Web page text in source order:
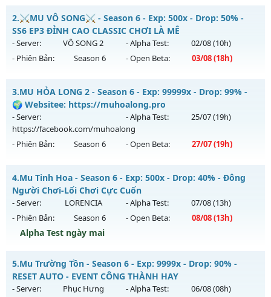
S2FPT - GIẢI TRÍ-DỄ CHƠI
Mu mới ra tháng 08 2026 - Mở máy chủTarKan
ngày 07/08/2626
Exp: 500x - Drop: 20%
Thể loại: Mu Nguyên bản Webzen
Antihack: PRO
2.⚔️MU VÔ SONG⚔️ - Season 6 - Exp: 500x - Drop: 50% -
SS6 EP3 ĐỈNH CAO CLASSIC CHƠI LÀ MÊ
- Server: VÔ SONG 2 - Alpha Test: 02/08(10h)
- Phiên Bản:
Season 6 - Open Beta: 03/08(18h)
⚔️MU VÔ SONG⚔️ - SS6 EP3 ĐỈNH CAO CLASSIC CHƠI LÀ MÊ
Mu mới ra tháng 08 2026 - Mở máy chủ
ngày 03/08/2626
Exp: 500x - Drop: 50%
Antihack: MU8X
3.MU HỎA LONG 2 - Season 6 - Exp: 99999x - Drop: 99% -
🌍 Websitee: https://muhoalong.pro
- Server:
https://facebook.com/muhoalong
- Alpha Test: 25/07(19h)
- Phiên Bản: Season 6 - Open Beta: 27/07(19h)
MU HỎA LONG 2 - 🌍 Websitee: https://muhoalong.pro
Mu mới ra tháng 07 2026 - Mở máy chủ
https://facebook.com/muhoalongvào 19h ngày
27/07/2626
Exp: 99999x - Drop: 99%
Thể loại: Mu Nguyên bản Webzen
Antihack: Xshiel
4.Mu Tinh Hoa - Season 6 - Exp: 500x - Drop: 40% - Đông
Người Chơi-Lối Chơi Cực Cuốn
- Server: LORENCIA - Alpha Test: 07/08(13h)
- Phiên Bản:
Season 6 - Open Beta: 08/08(13h)
Alpha Test ngày mai
Mu Tinh Hoa - Đông Người Chơi-Lối Chơi Cực Cuốn
Mu mới ra tháng 08 2026 - Mở máy chủLORENCIA
ngày 08/08/2626
5.Mu Trường Tồn - Season 6 - Exp: 9999x - Drop: 90% -
RESET AUTO - EVENT CÔNG THÀNH HAY
- Server: Phục Hưng - Alpha Test: 06/08(08h)